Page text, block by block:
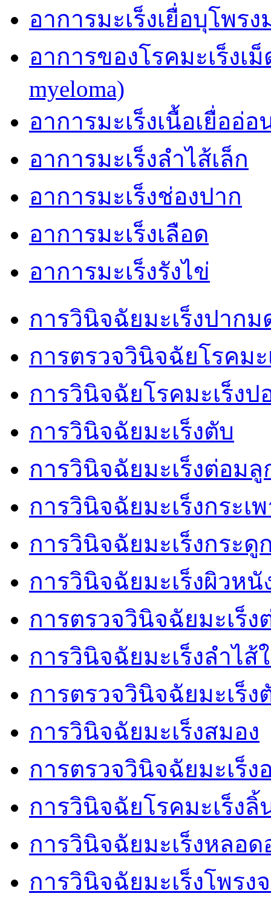
อาการมะเร็งเยื่อบุโพร
อาการของโรคมะเร็งเ
myeloma)
อาการมะเร็งเนื้อเยื่ออ่อ
อาการมะเร็งลำไส้เล็ก
อาการมะเร็งช่องปาก
อาการมะเร็งเลือด
อาการมะเร็งรังไข่
การวินิจฉัยมะเร็งปากม
การตรวจวินิจฉัยโรคมะ
การวินิจฉัยโรคมะเร็งป
การวินิจฉัยมะเร็งตับ
การวินิจฉัยมะเร็งต่อม
การวินิจฉัยมะเร็งกระเ
การวินิจฉัยมะเร็งกระดู
การวินิจฉัยมะเร็งผิวหนั
การตรวจวินิจฉัยมะเร็ง
การวินิจฉัยมะเร็งลำไส้
การตรวจวินิจฉัยมะเร็ง
การวินิจฉัยมะเร็งสมอง
การตรวจวินิจฉัยมะเร็ง
การวินิจฉัยโรคมะเร็งลิ้
การวินิจฉัยมะเร็งหลอด
การวินิจฉัยมะเร็งโพรง